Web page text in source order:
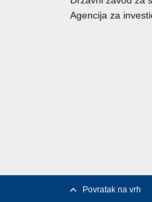
Agencija za
Povratak na vrh